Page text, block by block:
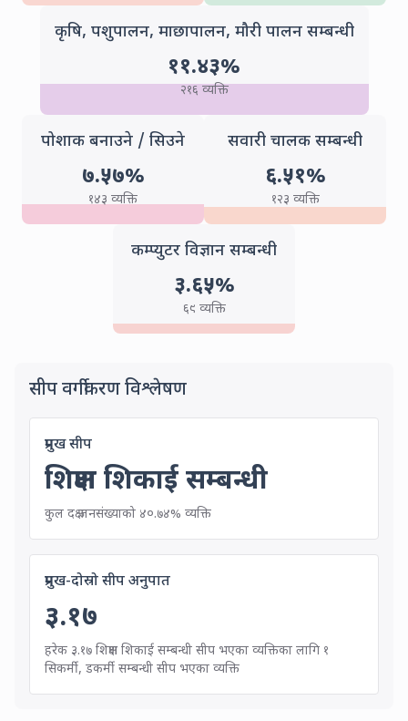
कृषि, पशुपालन, माछापालन, मौरी पालन सम्बन्धी
११.४३%
२१६ व्यक्ति(216people)
पोशाक बनाउने / सिउनेGarment Making and
७.५७%
१४३ व्यक्ति(
सवारी चालक सम्बन्धी
६.५१%
१२३ व्यक्ति(
कम्प्युटर विज्ञान सम्बन्धीComputer
३.६५%
६९ व्यक्ति(
सीप वर्गीकरण विश्लेषणSkills Classification
प्रमुख सीपMain Skill in Lungri Rural Municipality
शिक्षण शिकाई सम्बन्धी
कुल दक्ष जनसंख्याको ४०.७४% व्यक्ति40.74% of total skilled
प्रमुख-दोस्रो सीप अनुपातPrimary to Secondary Skill Ratio
३.१७
हरेक ३.१७ शिक्षण शिकाई सम्बन्धी सीप भएका व्यक्तिका लागि १
सिकर्मी, डकर्मी सम्बन्धी सीप भएका व्यक्तिFor every 3.17 people with